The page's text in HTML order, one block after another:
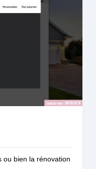
ou bien la rénovation